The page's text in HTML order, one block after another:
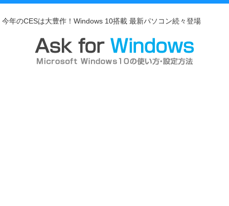
今年のCESは大豊作！Windows 10搭載 最新パソコン続々登場